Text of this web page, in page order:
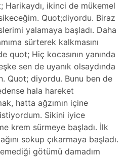
Harikaydı, ­ikinci de mükemel
Quot;­diyordu. Biraz
yalamaya başladı. Daha
sürterek kalkmasını
quot; Hiç kocasının yanında
sen de uyanık olsaydında
Qu­ot; diyordu. Bunu ben de
hala hareket
hatta ağzımın içine
Siki­ni iyice
krem sürmeye başladı. İlk
sokup çıkarmaya başladı.
götümü damadım